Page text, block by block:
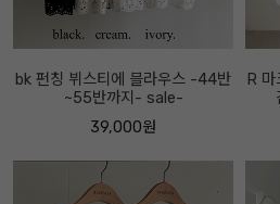
bk 펀칭 뷔스티에 블라우스 -44반
~55반까지- sale-
39,000원
R